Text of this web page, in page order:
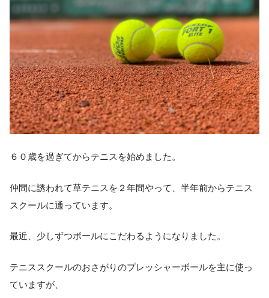
６０歳を過ぎてからテニスを始めました。
仲間に誘われて草テニスを２年間やって、半年前からテニス
スクールに通っています。
最近、少しずつボールにこだわるようになりました。
テニススクールのおさがりのプレッシャーボールを主に使っ
ていますが、